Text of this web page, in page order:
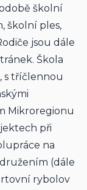
školní
školní ples,
jsou dále
Škola
s tříčlennou
Mikroregionu
při
na
(dále
rybolov